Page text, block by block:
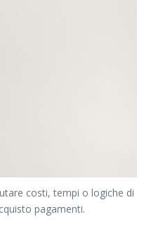
costi, tempi o logiche di
pagamenti.